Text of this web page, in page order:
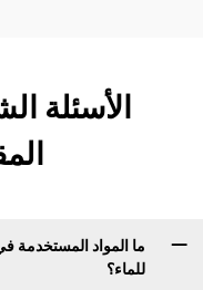
الأسئلة
ما المواد المستخدمة
للماء؟